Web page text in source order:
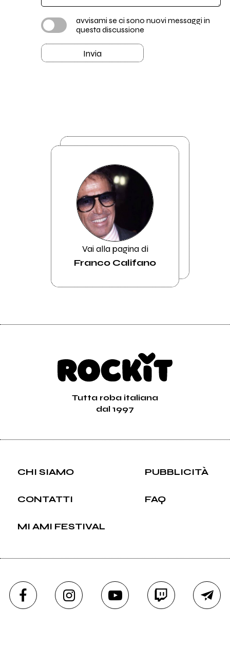
avvisami se ci sono nuovi messaggi in
questa discussione
Invia
Vai alla pagina di
Franco Califano
Tutta roba italiana
dal 1997
CHI SIAMO PUBBLICITÀ
CONTATTI FAQ
MI AMI FESTIVAL